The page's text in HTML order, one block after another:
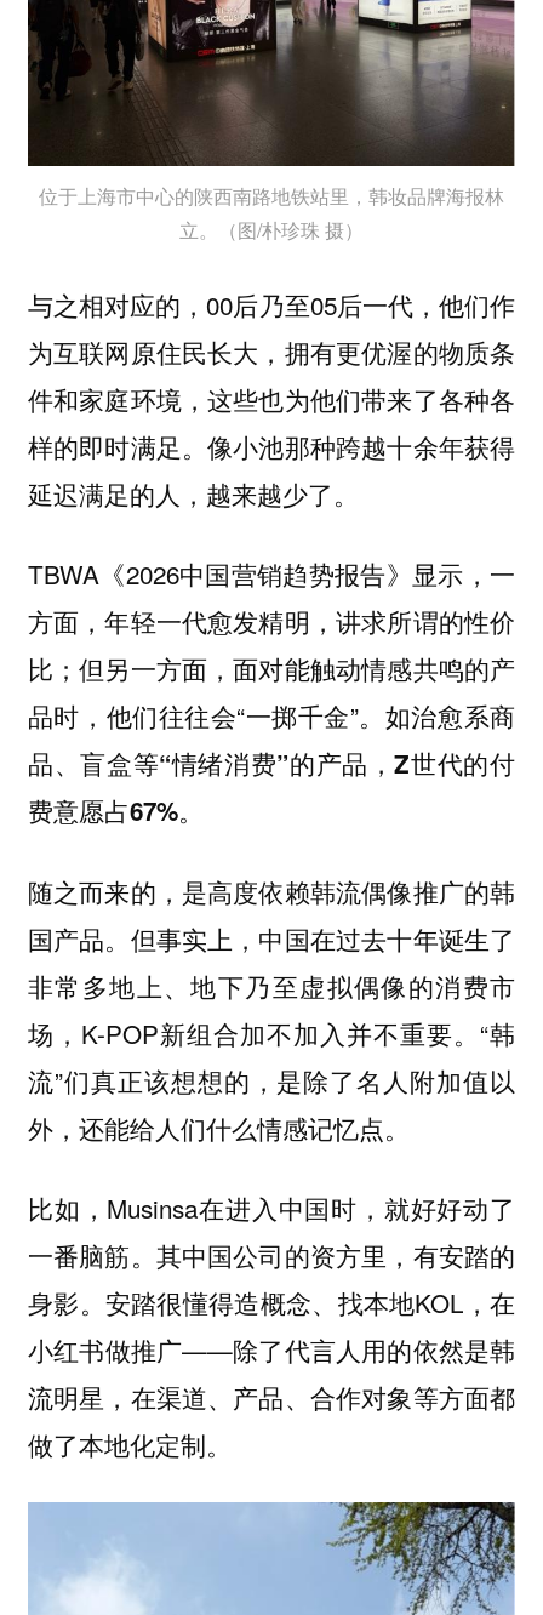
位于上海市中心的陕西南路地铁站里，韩妆品牌海报林
立。（图/朴珍珠 摄）
与之相对应的，00后乃至05后一代，他们作
为互联网原住民长大，拥有更优渥的物质条
件和家庭环境，这些也为他们带来了各种各
样的即时满足。像小池那种跨越十余年获得
延迟满足的人，越来越少了。
TBWA《2026中国营销趋势报告》显示，一
方面，年轻一代愈发精明，讲求所谓的性价
比；但另一方面，面对能触动情感共鸣的产
品时，他们往往会“一掷千金”。 如治愈系商
品、盲盒等“情绪消费”的产品，Z世代的付
费意愿占67%。
随之而来的，是高度依赖韩流偶像推广的韩
国产品。但事实上，中国在过去十年诞生了
非常多地上、地下乃至虚拟偶像的消费市
场，K-POP新组合加不加入并不重要。“韩
流”们真正该想想的，是除了名人附加值以
外，还能给人们什么情感记忆点。
比如，Musinsa在进入中国时，就好好动了
一番脑筋。其中国公司的资方里，有安踏的
身影。安踏很懂得造概念、找本地KOL，在
小红书做推广——除了代言人用的依然是韩
流明星，在渠道、产品、合作对象等方面都
做了本地化定制。